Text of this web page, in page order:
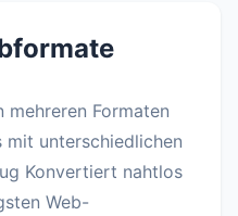
mehreren Formaten
unterschiedlichen
Konvertiert nahtlos
Web-